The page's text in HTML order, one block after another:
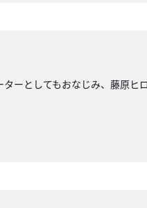
ーとしてもおなじみ、藤原